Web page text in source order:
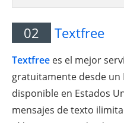
02 Textfree
Textfree es el mejor
gratuitamente desde un
disponible en Estados
mensajes de texto